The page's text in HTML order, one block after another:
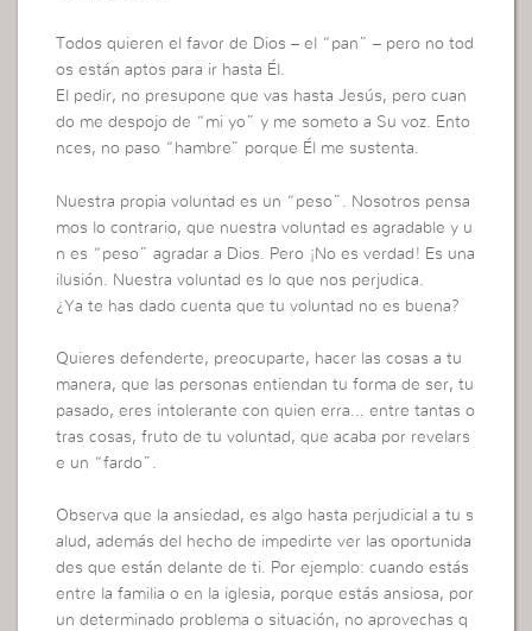
Todos quieren el favor de Dios – el “pan” – pero no tod
os están aptos para ir hasta Él.
El pedir, no presupone que vas hasta Jesús, pero cuan
do me despojo de “mi yo” y me someto a Su voz. Ento
nces, no paso “hambre” porque Él me sustenta.
Nuestra propia voluntad es un “peso”. Nosotros pensa
mos lo contrario, que nuestra voluntad es agradable y u
n es “peso” agradar a Dios. Pero ¡No es verdad! Es una
ilusión. Nuestra voluntad es lo que nos perjudica.
¿Ya te has dado cuenta que tu voluntad no es buena?
Quieres defenderte, preocuparte, hacer las cosas a tu
manera, que las personas entiendan tu forma de ser, tu
pasado, eres intolerante con quien erra… entre tantas o
tras cosas, fruto de tu voluntad, que acaba por revelars
e un “fardo”.
Observa que la ansiedad, es algo hasta perjudicial a tu s
alud, además del hecho de impedirte ver las oportunida
des que están delante de ti. Por ejemplo: cuando estás
entre la familia o en la iglesia, porque estás ansiosa, por
un determinado problema o situación, no aprovechas q